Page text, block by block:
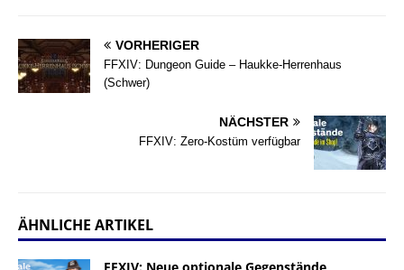
VORHERIGER
FFXIV: Dungeon Guide – Haukke-Herrenhaus
(Schwer)
NÄCHSTER
FFXIV: Zero-Kostüm verfügbar
ÄHNLICHE ARTIKEL